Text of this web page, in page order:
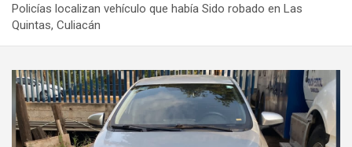
Policías localizan vehículo que había Sido robado en Las
Quintas, Culiacán